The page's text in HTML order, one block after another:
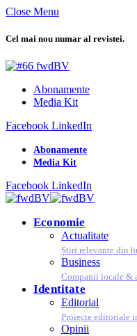
Close Menu
Cel mai nou numar al revistei.
Abonamente
Media Kit
Facebook LinkedIn
Abonamente
Media Kit
Facebook LinkedIn
Economie
Actualitate
Știri relevante din
Business
Companii locale &
Identitate
Editorial
Proiecte editoriale
Opinii